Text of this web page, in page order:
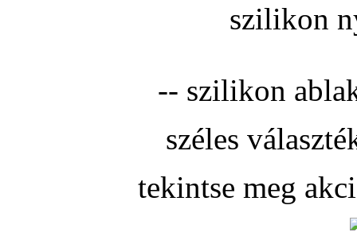
szilikon
-- szilikon
széles
tekintse meg